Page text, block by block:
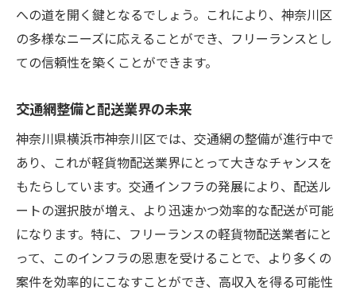
への道を開く鍵となるでしょう。これにより、神奈川区
の多様なニーズに応えることができ、フリーランスとし
ての信頼性を築くことができます。
交通網整備と配送業界の未来
神奈川県横浜市神奈川区では、交通網の整備が進行中で
あり、これが軽貨物配送業界にとって大きなチャンスを
もたらしています。交通インフラの発展により、配送ル
ートの選択肢が増え、より迅速かつ効率的な配送が可能
になります。特に、フリーランスの軽貨物配送業者にと
って、このインフラの恩恵を受けることで、より多くの
案件を効率的にこなすことができ、高収入を得る可能性